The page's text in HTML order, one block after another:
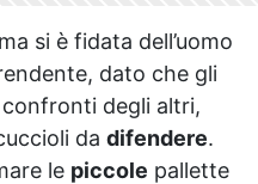
si è fidata dell’uomo
dato che gli
degli altri,
da difendere.
le piccole pallette